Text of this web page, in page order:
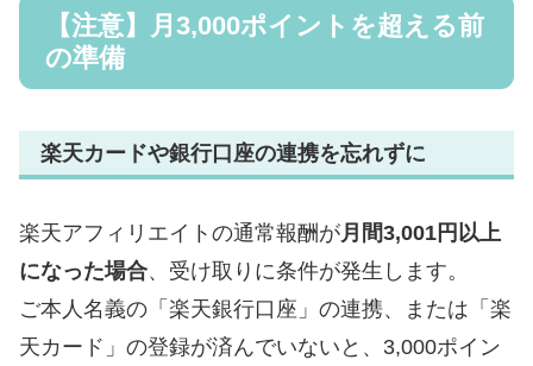
【注意】月3,000ポイントを超える前
の準備
楽天カードや銀行口座の連携を忘れずに
楽天アフィリエイトの通常報酬が月間3,001円以上
になった場合、受け取りに条件が発生します。
ご本人名義の「楽天銀行口座」の連携、または「楽
天カード」の登録が済んでいないと、3,000ポイン